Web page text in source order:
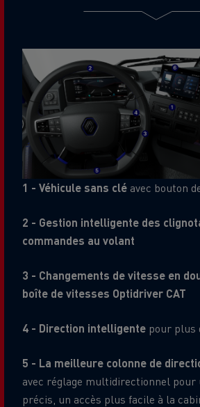
1 - Véhicule sans clé avec bouton
2 - Gestion intelligente des
commandes au volant
3 - Changements de vitesse en
boîte de vitesses Optidriver CAT
4 - Direction intelligente pour plus
5 - La meilleure colonne de
avec réglage multidirectionnel pour
précis, un accès plus facile à la